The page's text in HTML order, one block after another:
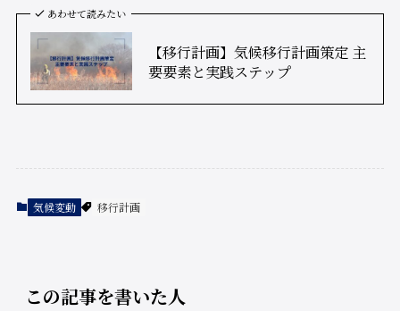
あわせて読みたい
【移行計画】気候移行計画策定 主
要要素と実践ステップ
気候変動 移行計画
この記事を書いた人